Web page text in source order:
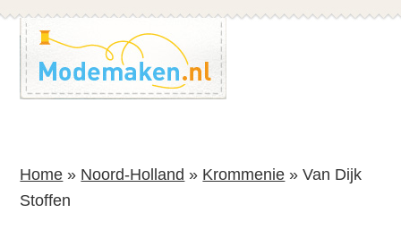
Spring
naar
de
inhoud
Spring
naar
de
voettekst
Home » Noord-Holland » Krommenie »Van Dijk
Stoffen